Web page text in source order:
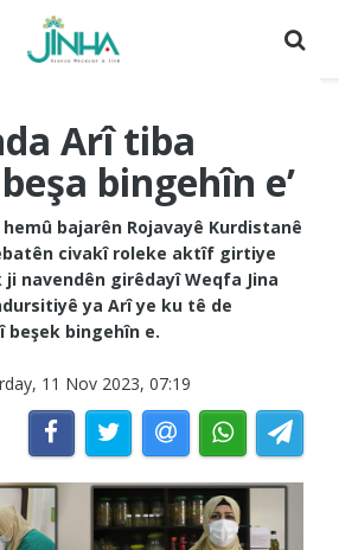
Arî tiba
bingehîn e’
bajarên Rojavayê Kurdistanê
civakî roleke aktîf girtiye
ji navendên girêdayî Weqfa Jina
ya Arî ye ku tê de
beşek bingehîn e.
11 Nov 2023, 07:19